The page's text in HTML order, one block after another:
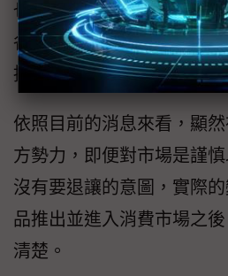
也很多，但目前供應鏈傳出
各家SoC業者和手機品牌
持過往的正常首波備貨規
依照目前的消息來看，顯
方勢力，即便對市場是謹
沒有要退讓的意圖，實際
品推出並進入消費市場之
清楚。